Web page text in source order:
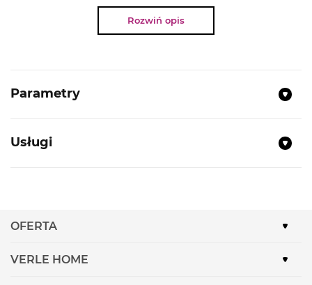
użytkownika. Termoobieg 4D - Równomierne
rozprowadzanie ciepła dla doskonałych efektów na
każdym poziomie.
NAJWAŻNIEJSZE PARAMETRY
Klasa efektywności energetycznej:
300 °C
Rozwiń opis
Parametry
Usługi
OFERTA
VERLE HOME